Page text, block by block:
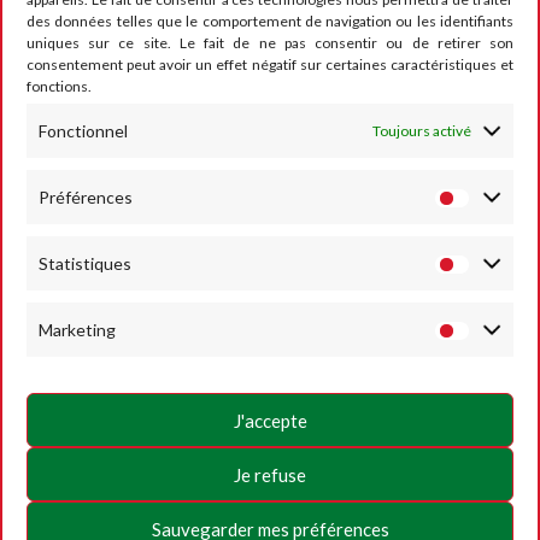
des données telles que le comportement de navigation ou les identifiants
uniques sur ce site. Le fait de ne pas consentir ou de retirer son
consentement peut avoir un effet négatif sur certaines caractéristiques et
fonctions.
Fonctionnel Toujours activé
Préférences
Statistiques
Marketing
J'accepte
Je refuse
Sauvegarder mes préférences
CONTACT
RUMESM ASBL – Circuit Jules Tacheny
B-5640 Mettet
Email :info@mettet-xp.be
TVA : BE0409 501 435
Conditions générales d’utilisation
SUIVEZ-NOUS